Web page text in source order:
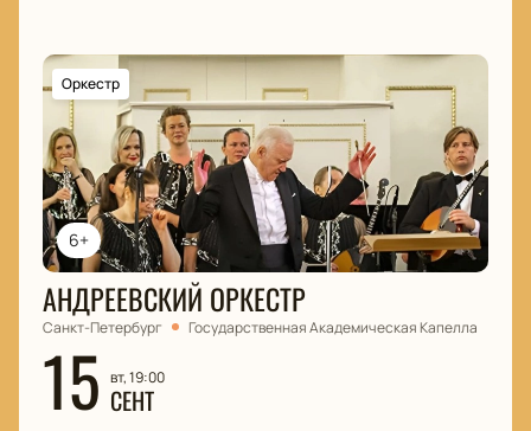
6+
Оркестр
АНДРЕЕВСКИЙ ОРКЕСТР
Санкт-Петербург Государственная Академическая Капелла
15 вт, 19:00
СЕНТ